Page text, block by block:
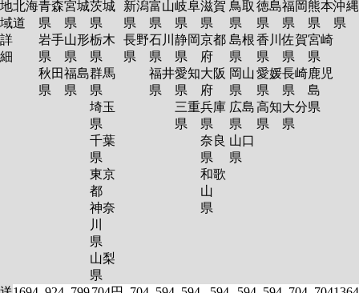
地
域
詳
細
北海
道
青森
県
岩手
県
秋田
県
宮城
県
山形
県
福島
県
茨城
県
栃木
県
群馬
県
埼玉
県
千葉
県
東京
都
神奈
川
県
山梨
県
新潟
県
長野
県
富山
県
石川
県
福井
県
岐阜
県
静岡
県
愛知
県
三重
県
滋賀
県
京都
府
大阪
府
兵庫
県
奈良
県
和歌
山
県
鳥取
県
島根
県
岡山
県
広島
県
山口
県
徳島
県
香川
県
愛媛
県
高知
県
福岡
県
佐賀
県
長崎
県
大分
県
熊本
県
宮崎
県
鹿児
島
県
沖縄
県